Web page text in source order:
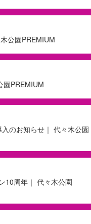
公園PREMIUM
園PREMIUM
のお知らせ｜ 代々木公園
10周年｜ 代々木公園